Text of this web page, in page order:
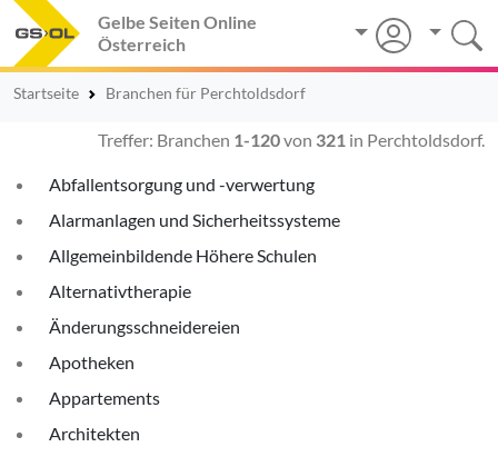
Gelbe Seiten Online
Österreich
Startseite Branchen für Perchtoldsdorf
Treffer: Branchen 1-120von 321 in Perchtoldsdorf.
Abfallentsorgung und -verwertung
Alarmanlagen und Sicherheitssysteme
Allgemeinbildende Höhere Schulen
Alternativtherapie
Änderungsschneidereien
Apotheken
Appartements
Architekten